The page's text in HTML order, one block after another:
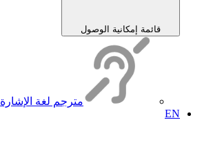
قائمة إمكانية الوصول
مترجم لغة الإشارة
EN